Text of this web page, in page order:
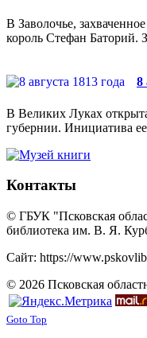
В Заволочье,
король Стефан Баторий.
8
В Великих Луках
губернии. Инициатива
Контакты
© ГБУК "Псковская
библиотека им. В. Я.
Сайт: https://
© 2026 Псковская
Goto Top